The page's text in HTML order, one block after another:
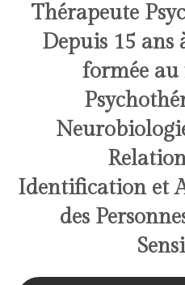
Thérapeute
Depuis 15 ans
formée au
Identification et
des
S